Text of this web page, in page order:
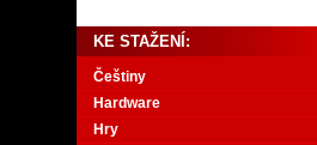
KE STAŽENÍ:
Češtiny
Hardware
Hry